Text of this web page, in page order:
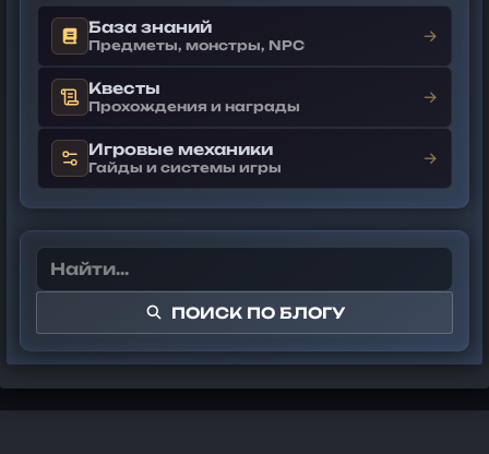
База знаний
Предметы, монстры, NPC →
Квесты
Прохождения и награды →
Игровые механики
Гайды и системы игры →
ПОИСК ПО БЛОГУ